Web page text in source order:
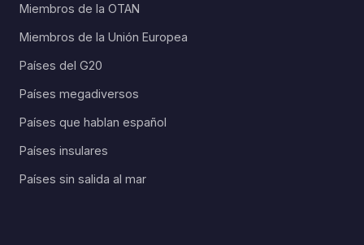
Miembros de la OTAN
Miembros de la Unión Europea
Países del G20
Países megadiversos
Países que hablan español
Países insulares
Países sin salida al mar